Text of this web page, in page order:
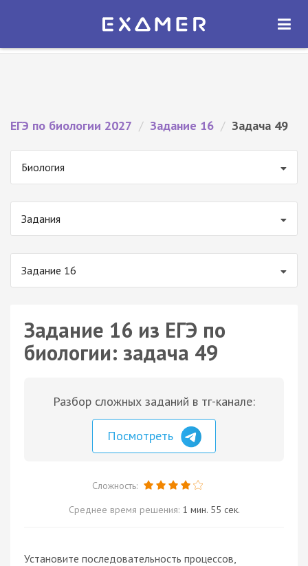
Экзамер — ЕГЭ 2027
ОТКРЫТЬ
ЕГЭ по биологии 2027 / Задание 16 / Задача 49
Биология
Задания
Задание 16
Задание 16 из ЕГЭ по
биологии: задача 49
Разбор сложных заданий в тг-канале:
Посмотреть
Сложность:
Среднее время решения: 1 мин. 55 сек.
Установите последовательность процессов,